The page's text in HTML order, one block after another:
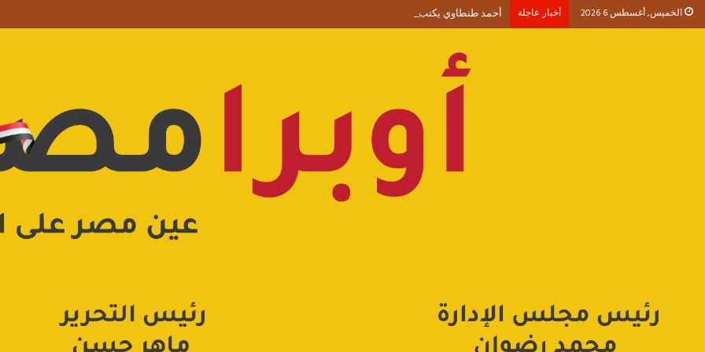
الخميس, أغسطس 6 2026 أخبار عاجلة أحمد طنطاوي يكتب حين يصبح الوجود علامة استفهام